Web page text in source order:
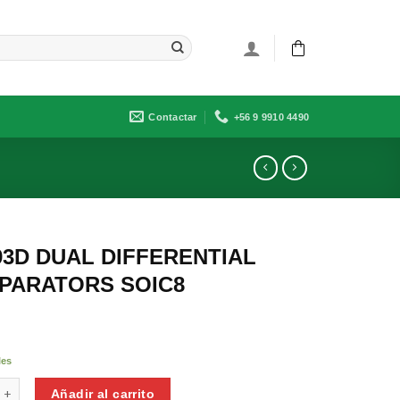
Contactar +56 9 9910 4490
DUAL DIFFERENTIAL
SOIC8
Añadir al carrito